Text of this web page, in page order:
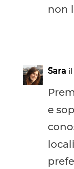
non
Sara
e